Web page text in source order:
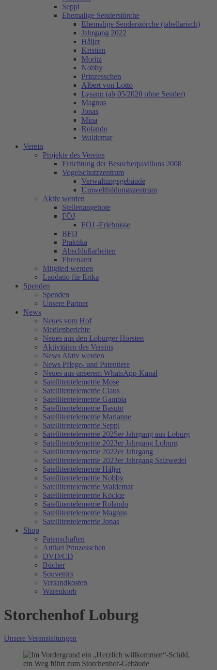
Seppl
Ehemalige Senderstörche
Ehemalige Senderstörche (tabellarisch)
Jahrgang 2022
Håljer
Kristian
Moritz
Nobby
Prinzesschen
Albert von Lotto
Lysann (ab 05/2020 ohne Sender)
Magnus
Jonas
Mina
Rolando
Waldemar
Verein
Projekte des Vereins
Errichtung der Besucherpavillons 2008
Vogelschutzzentrum
Verwaltungsgebäude
Umweltbildungszentrum
Aktiv werden
Stellenangebote
FÖJ
FÖJ -Erlebnisse
BFD
Praktika
Abschlußarbeiten
Ehrenamt
Mitglied werden
Laudatio für Erika
Spenden
Spenden
Unsere Partner
News
Neues vom Hof
Medienberichte
Neues aus den Loburger Horsten
Aktivitäten des Vereins
News Aktiv werden
News Pflege- und Patentiere
Neues aus unserem WhatsApp-Kanal
Satellitentelemetrie Mose
Satellitentelemetrie Claus
Satellitentelemetrie Gambia
Satellitentelemetrie Basuto
Satellitentelemetrie Marianne
Satellitentelemetrie Seppl
Satellitentelemetrie 2025er Jahrgang aus Loburg
Satellitentelemetrie 2023er Jahrgang Loburg
Satellitentelemetrie 2022er Jahrgang
Satellitentelemetrie 2023er Jahrgang Salzwedel
Satellitentelemetrie Håljer
Satellitentelemetrie Nobby
Satellitentelemetrie Waldemar
Satellitentelemetrie Köckte
Satellitentelemetrie Rolando
Satellitentelemetrie Magnus
Satellitentelemetrie Jonas
Shop
Patenschaften
Artikel Prinzesschen
DVD/CD
Bücher
Souvenirs
Versandkosten
Warenkorb
Storchenhof Loburg
Unsere Veranstaltungen